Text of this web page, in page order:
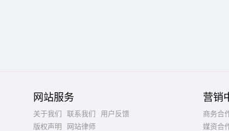
网站服务
关于我们 联系我们
用户反馈
版权声明
网站律师
营销
商务合
媒资合